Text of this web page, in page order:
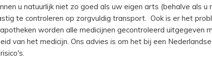
u natuurlijk niet zo goed als uw eigen arts (behalve als u
te controleren op zorgvuldig transport. Ook is er het
worden alle medicijnen gecontroleerd uitgegeven
van het medicijn. Ons advies is om het bij een